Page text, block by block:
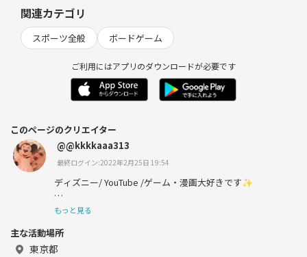
関連カテゴリ
スポーツ全般 ボードゲーム
ご利用にはアプリのダウンロードが必要です
このページのクリエイター
@@kkkkaaa313
最終ログイン:2022年2月25日 19:54
ディズニー/ YouTube /ゲーム・漫画大好きです✨
最近特にボードゲームにもハマっていて、沢山友達増やし
よかったら参加お願いします☺️
もっと見る
主な活動場所
東京都